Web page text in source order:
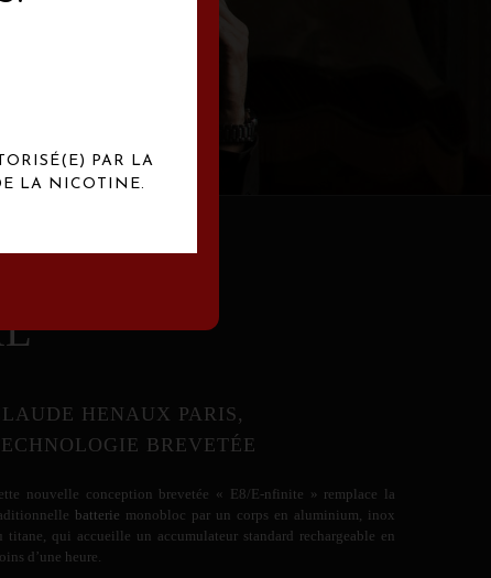
HENAUX PARIS,
BREVETÉE
nouvelle conception brevetée « E8/E-nfinite » remplace la
batterie monobloc par un corps en aluminium, inox
titane, qui accueille un accumulateur standard rechargeable en
d’une heure.
PAR LA
LA NICOTINE.